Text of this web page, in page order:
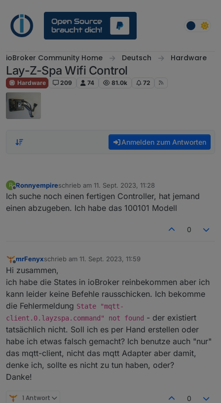
ioBroker Community Home Deutsch Hardware
Lay-Z-Spa Wifi Control
Hardware 209 74 81.0k 72
Anmelden zum Antworten
R
Offline
Ronnyempireschrieb am 11. Sept. 2023, 11:28
zuletzt editiert von
Ich suche noch einen fertigen Controller, hat jemand
einen abzugeben. Ich habe das 100101 Modell
0
mrFenyxschrieb am 11. Sept. 2023, 11:59
zuletzt editiert von
Hi zusammen,
ich habe die States in ioBroker reinbekommen aber ich
kann leider keine Befehle rausschicken. Ich bekomme
die Fehlermeldung State "mqtt-
client.0.layzspa.command" not found - der existiert
tatsächlich nicht. Soll ich es per Hand erstellen oder
habe ich etwas falsch gemacht? Ich benutze auch "nur"
das mqtt-client, nicht das mqtt Adapter aber damit,
denke ich, sollte es nicht zu tun haben, oder?
Danke!
1 Antwort 0